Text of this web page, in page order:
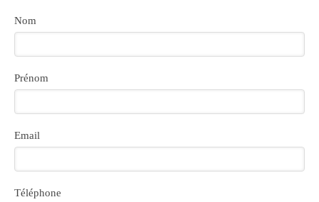
Nom
Prénom
Email
Téléphone